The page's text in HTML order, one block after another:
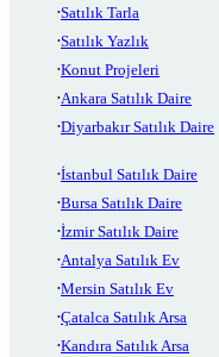
Satılık Tarla
Satılık Yazlık
Konut Projeleri
Ankara Satılık Daire
Diyarbakır Satılık Daire
İstanbul Satılık Daire
Bursa Satılık Daire
İzmir Satılık Daire
Antalya Satılık Ev
Mersin Satılık Ev
Çatalca Satılık Arsa
Kandıra Satılık Arsa